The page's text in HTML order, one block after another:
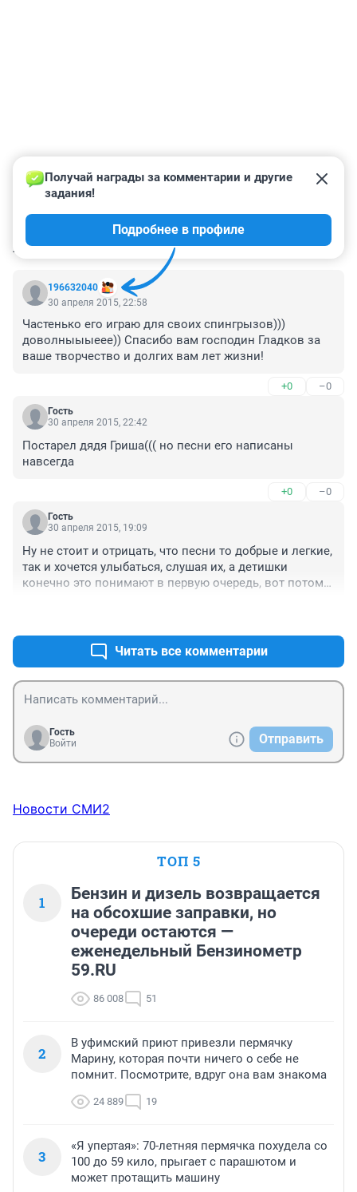
КОММЕНТАРИИ 4
196632040
Получай награды за комментарии и другие
задания!
Подробнее в профиле
30 апреля 2015, 22:58
Частенько его играю для своих спингрызов)))
доволныыыеее)) Спасибо вам господин Гладков за
ваше творчество и долгих вам лет жизни!
+0 –0
Гость
30 апреля 2015, 22:42
Постарел дядя Гриша((( но песни его написаны
навсегда
+0 –0
Гость
30 апреля 2015, 19:09
Ну не стоит и отрицать, что песни то добрые и легкие,
так и хочется улыбаться, слушая их, а детишки
конечно это понимают в первую очередь, вот потому
Читать все комментарии
Гость
Войти
Отправить
Новости СМИ2
ТОП 5
1
Бензин и дизель возвращается
на обсохшие заправки, но
очереди остаются —
еженедельный Бензинометр
59.RU
86 008 51
2
В уфимский приют привезли пермячку
Марину, которая почти ничего о себе не
помнит. Посмотрите, вдруг она вам знакома
24 889 19
3
«Я упертая»: 70-летняя пермячка похудела со
100 до 59 кило, прыгает с парашютом и
может протащить машину